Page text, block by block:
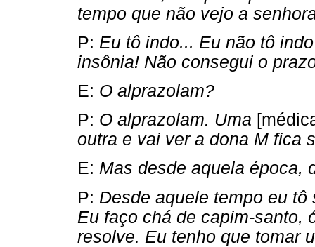
tempo que não vejo a
P: Eu tô indo... Eu não tô
insônia! Não consegui o
E: O alprazolam?
P: O alprazolam. Uma
outra e vai ver a dona M fica
E: Mas desde aquela época,
P: Desde aquele tempo eu
Eu faço chá de capim-santo,
resolve. Eu tenho que tomar